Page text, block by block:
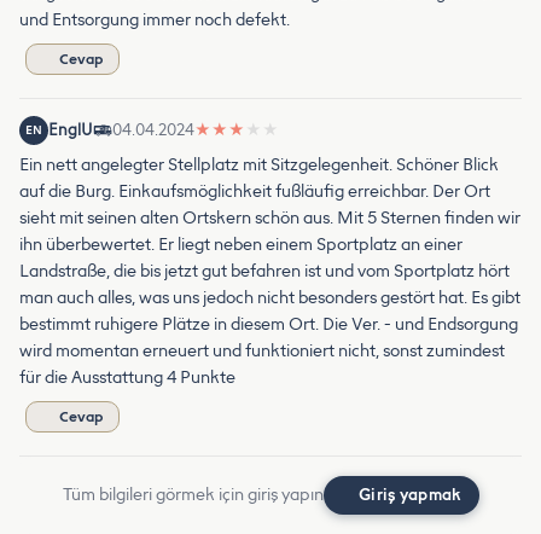
und Entsorgung immer noch defekt.
Cevap
EN EnglU 04.04.2024★ ★ ★ ★ ★
Ein nett angelegter Stellplatz mit Sitzgelegenheit. Schöner Blick
auf die Burg. Einkaufsmöglichkeit fußläufig erreichbar. Der Ort
sieht mit seinen alten Ortskern schön aus. Mit 5 Sternen finden wir
ihn überbewertet. Er liegt neben einem Sportplatz an einer
Landstraße, die bis jetzt gut befahren ist und vom Sportplatz hört
man auch alles, was uns jedoch nicht besonders gestört hat. Es gibt
bestimmt ruhigere Plätze in diesem Ort. Die Ver. - und Endsorgung
wird momentan erneuert und funktioniert nicht, sonst zumindest
für die Ausstattung 4 Punkte
Cevap
Tüm bilgileri görmek için giriş yapın Giriş yapmak